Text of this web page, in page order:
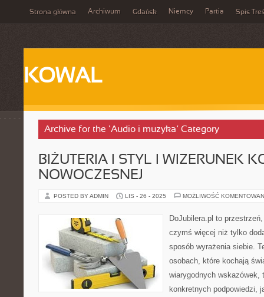
Strona główna Archiwum Gdańsk Niemcy Partia Spis
KOWAL
Archive for the ‘Audio i muzyka’ Category
BIŻUTERIA I STYL I WIZERUNEK
NOWOCZESNEJ
POSTED BY ADMIN LIS - 26 - 2025 MOŻLIWOŚĆ
DoJubilera.pl to
czymś więcej niż tylko
sposób wyrażenia siebie.
osobach, które kochają
wiarygodnych wskazówek,
konkretnych podpowiedzi,